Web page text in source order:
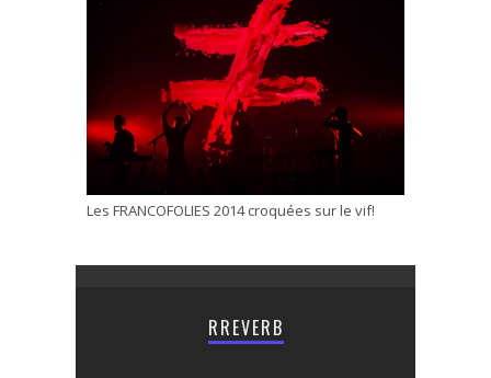
Les FRANCOFOLIES 2014 croquées sur le vif!
RREVERB